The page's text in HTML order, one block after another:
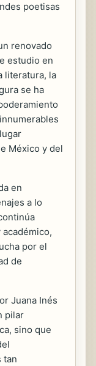
poetisas
renovado
estudio en
literatura, la
se ha
México y del
en
a lo
por el
de
Juana Inés
pilar
sino que
tan